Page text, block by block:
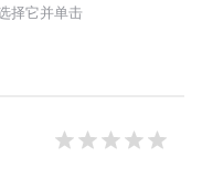
择它并单击